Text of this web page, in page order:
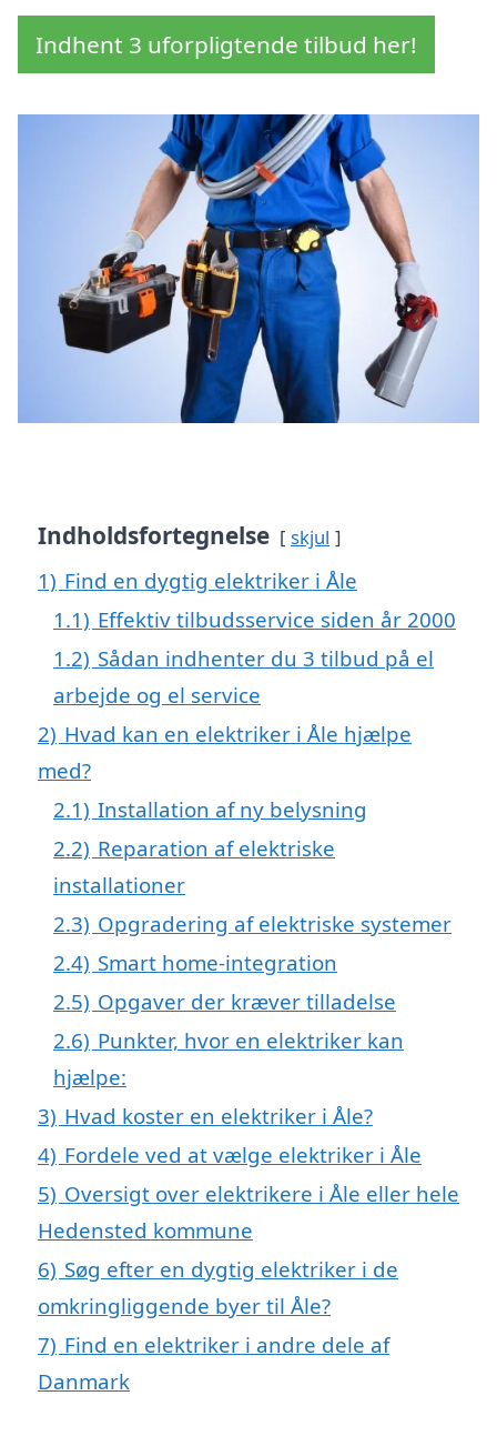
Indhent 3 uforpligtende tilbud her!
Indholdsfortegnelse skjul
1) Find en dygtig elektriker i Åle
1.1) Effektiv tilbudsservice siden år 2000
1.2) Sådan indhenter du 3 tilbud på el
arbejde og el service
2) Hvad kan en elektriker i Åle hjælpe
med?
2.1) Installation af ny belysning
2.2) Reparation af elektriske
installationer
2.3) Opgradering af elektriske systemer
2.4) Smart home-integration
2.5) Opgaver der kræver tilladelse
2.6) Punkter, hvor en elektriker kan
hjælpe:
3) Hvad koster en elektriker i Åle?
4) Fordele ved at vælge elektriker i Åle
5) Oversigt over elektrikere i Åle eller hele
Hedensted kommune
6) Søg efter en dygtig elektriker i de
omkringliggende byer til Åle?
7) Find en elektriker i andre dele af
Danmark